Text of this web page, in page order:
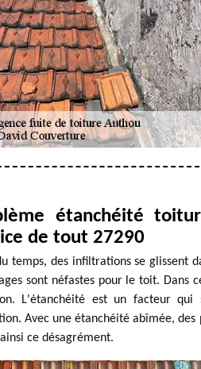
étanchéité
de tout 27290
temps, des infiltrations se glissent
sont néfastes pour le toit. Dans
L'étanchéité est un facteur
Avec une étanchéité abîmée,
ce désagrément.